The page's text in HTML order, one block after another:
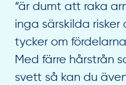
“är dumt att raka
inga särskilda
tycker om
Med färre hårstrån
svett så kan du